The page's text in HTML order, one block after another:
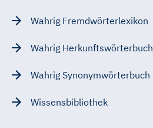
Wahrig Fremdwörterlexikon
Wahrig Herkunftswörterbuch
Wahrig Synonymwörterbuch
Wissensbibliothek